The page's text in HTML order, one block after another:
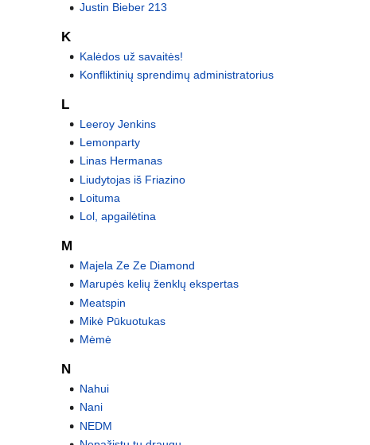
Justin Bieber 213
K
Kalėdos už savaitės!
Konfliktinių sprendimų administratorius
L
Leeroy Jenkins
Lemonparty
Linas Hermanas
Liudytojas iš Friazino
Loituma
Lol, apgailėtina
M
Majela Ze Ze Diamond
Marupės kelių ženklų ekspertas
Meatspin
Mikė Pūkuotukas
Mėmė
N
Nahui
Nani
NEDM